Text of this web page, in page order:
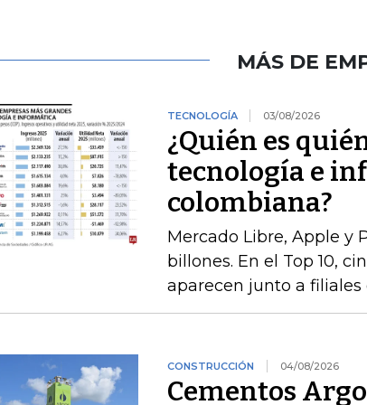
MÁS DE
TECNOLOGÍA 03/08/2026
¿Quién es
tecnología e
colombiana?
Mercado Libre, Apple y
billones. En el Top 10,
aparecen junto a
CONSTRUCCIÓN 04/08/2026
Cementos